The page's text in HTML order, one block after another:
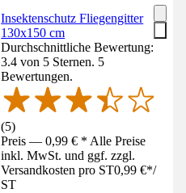
Insektenschutz Fliegengitter
130x150 cm
Durchschnittliche Bewertung:
3.4 von 5 Sternen. 5
Bewertungen.
(5)
Preis — 0,99 € * Alle Preise
inkl. MwSt. und ggf. zzgl.
Versandkosten pro ST0,99 €*/
ST